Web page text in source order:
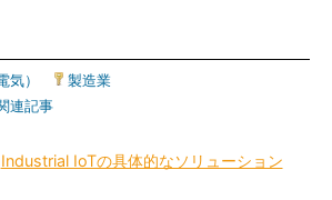
気） 製造業
連記事
Industrial IoTの具体的なソリューション